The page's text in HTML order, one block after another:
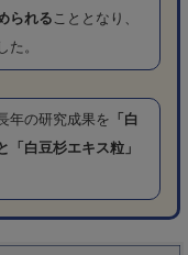
られることとなり、
。
年の研究成果を 「白
白豆杉エキス粒」